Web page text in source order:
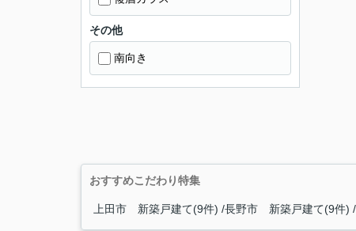
その他
南向き
おすすめこだわり特集
上田市 新築戸建て(9件) 長野市 新築戸建て(9件)